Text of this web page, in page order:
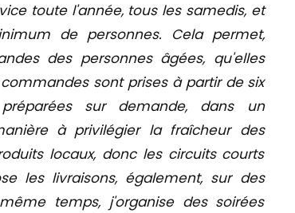
toute l'année, tous les samedis, et
de personnes. Cela permet,
des personnes âgées, qu'elles
sont prises à partir de six
sur demande, dans un
à privilégier la fraîcheur des
locaux, donc les circuits courts
les livraisons, également, sur des
temps, j'organise des soirées